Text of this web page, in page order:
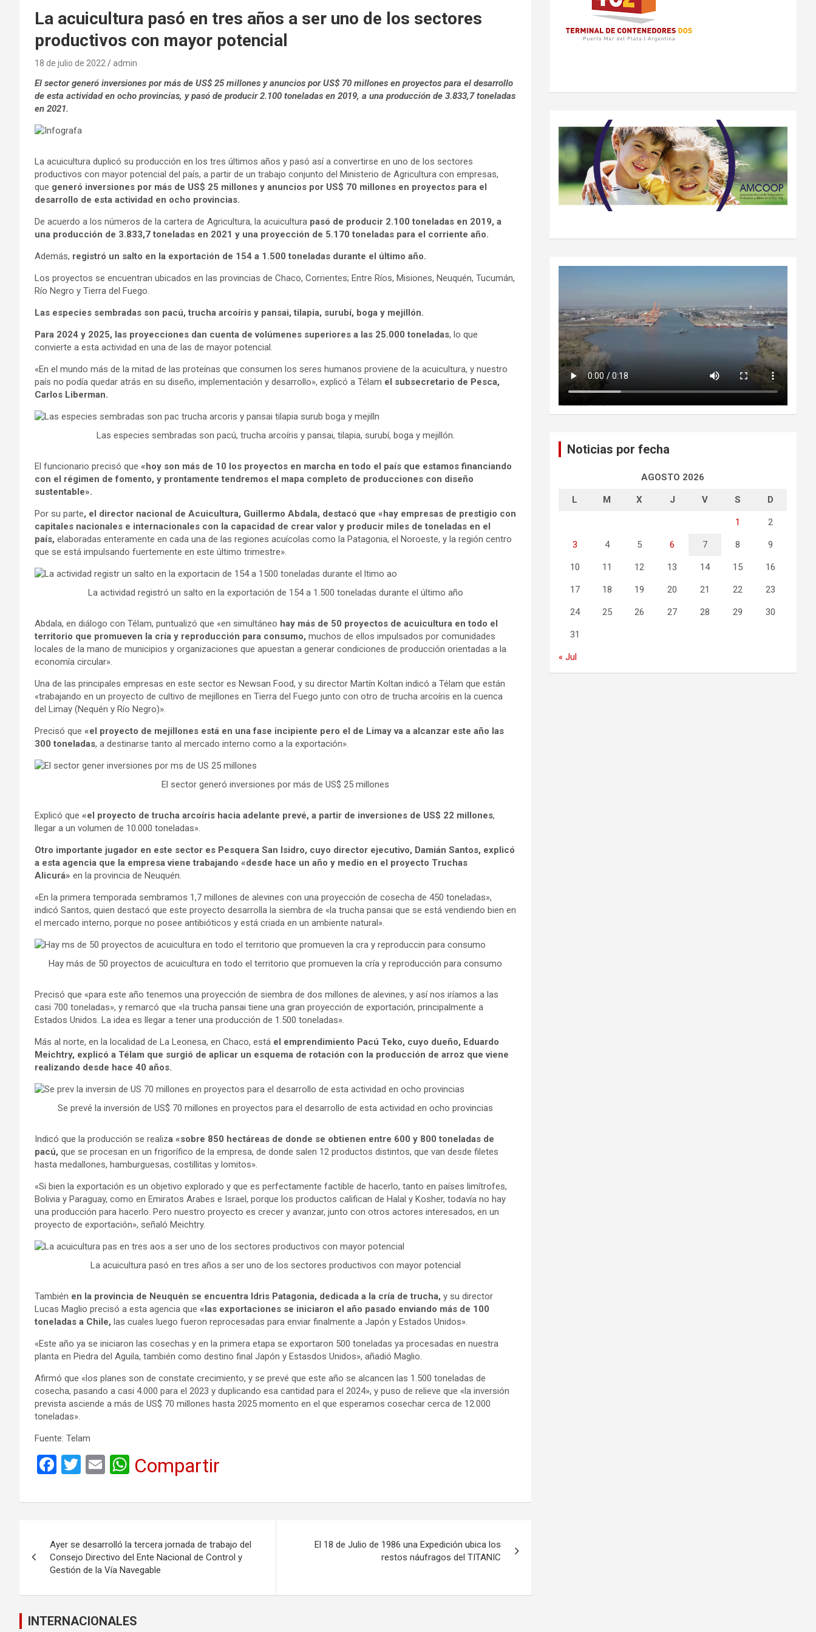
La acuicultura pasó en tres años a ser uno de los sectores
productivos con mayor potencial
18 de julio de 2022 admin
El sector generó inversiones por más de US$ 25 millones y anuncios por US$ 70 millones en proyectos para el desarrollo
de esta actividad en ocho provincias, y pasó de producir 2.100 toneladas en 2019, a una producción de 3.833,7 toneladas
en 2021.
La acuicultura duplicó su producción en los tres últimos años y pasó así a convertirse en uno de los sectores
productivos con mayor potencial del país, a partir de un trabajo conjunto del Ministerio de Agricultura con empresas,
que generó inversiones por más de US$ 25 millones y anuncios por US$ 70 millones en proyectos para el
desarrollo de esta actividad en ocho provincias.
De acuerdo a los números de la cartera de Agricultura, la acuicultura pasó de producir 2.100 toneladas en 2019, a
una producción de 3.833,7 toneladas en 2021 y una proyección de 5.170 toneladas para el corriente año.
Además, registró un salto en la exportación de 154 a 1.500 toneladas durante el último año.
Los proyectos se encuentran ubicados en las provincias de Chaco, Corrientes; Entre Ríos, Misiones, Neuquén, Tucumán,
Río Negro y Tierra del Fuego.
Las especies sembradas son pacú, trucha arcoíris y pansai, tilapia, surubí, boga y mejillón.
Para 2024 y 2025, las proyecciones dan cuenta de volúmenes superiores a las 25.000 toneladas, lo que
convierte a esta actividad en una de las de mayor potencial.
«En el mundo más de la mitad de las proteínas que consumen los seres humanos proviene de la acuicultura, y nuestro
país no podía quedar atrás en su diseño, implementación y desarrollo», explicó a Télam el subsecretario de Pesca,
Carlos Liberman.
Las especies sembradas son pacú, trucha arcoíris y pansai, tilapia, surubí, boga y mejillón.
El funcionario precisó que «hoy son más de 10 los proyectos en marcha en todo el país que estamos financiando
con el régimen de fomento, y prontamente tendremos el mapa completo de producciones con diseño
sustentable».
Por su parte, el director nacional de Acuicultura, Guillermo Abdala, destacó que «hay empresas de prestigio con
capitales nacionales e internacionales con la capacidad de crear valor y producir miles de toneladas en el
país, elaboradas enteramente en cada una de las regiones acuícolas como la Patagonia, el Noroeste, y la región centro
que se está impulsando fuertemente en este último trimestre».
La actividad registró un salto en la exportación de 154 a 1.500 toneladas durante el último año
Abdala, en diálogo con Télam, puntualizó que «en simultáneo hay más de 50 proyectos de acuicultura en todo el
territorio que promueven la cría y reproducción para consumo, muchos de ellos impulsados por comunidades
locales de la mano de municipios y organizaciones que apuestan a generar condiciones de producción orientadas a la
economía circular».
Una de las principales empresas en este sector es Newsan Food, y su director Martín Koltan indicó a Télam que están
«trabajando en un proyecto de cultivo de mejillones en Tierra del Fuego junto con otro de trucha arcoíris en la cuenca
del Limay (Nequén y Río Negro)».
Precisó que «el proyecto de mejillones está en una fase incipiente pero el de Limay va a alcanzar este año las
300 toneladas, a destinarse tanto al mercado interno como a la exportación».
El sector generó inversiones por más de US$ 25 millones
Explicó que «el proyecto de trucha arcoíris hacia adelante prevé, a partir de inversiones de US$ 22 millones,
llegar a un volumen de 10.000 toneladas».
Otro importante jugador en este sector es Pesquera San Isidro, cuyo director ejecutivo, Damián Santos, explicó
a esta agencia que la empresa viene trabajando «desde hace un año y medio en el proyecto Truchas
Alicurá» en la provincia de Neuquén.
«En la primera temporada sembramos 1,7 millones de alevines con una proyección de cosecha de 450 toneladas»,
indicó Santos, quien destacó que este proyecto desarrolla la siembra de «la trucha pansai que se está vendiendo bien en
el mercado interno, porque no posee antibióticos y está criada en un ambiente natural».
Hay más de 50 proyectos de acuicultura en todo el territorio que promueven la cría y reproducción para consumo
Precisó que «para este año tenemos una proyección de siembra de dos millones de alevines, y así nos iríamos a las
casi 700 toneladas», y remarcó que «la trucha pansai tiene una gran proyección de exportación, principalmente a
Estados Unidos. La idea es llegar a tener una producción de 1.500 toneladas».
Más al norte, en la localidad de La Leonesa, en Chaco, está el emprendimiento Pacú Teko, cuyo dueño, Eduardo
Meichtry, explicó a Télam que surgió de aplicar un esquema de rotación con la producción de arroz que viene
realizando desde hace 40 años.
Se prevé la inversión de US$ 70 millones en proyectos para el desarrollo de esta actividad en ocho provincias
Indicó que la producción se realiza «sobre 850 hectáreas de donde se obtienen entre 600 y 800 toneladas de
pacú, que se procesan en un frigorífico de la empresa, de donde salen 12 productos distintos, que van desde filetes
hasta medallones, hamburguesas, costillitas y lomitos».
«Si bien la exportación es un objetivo explorado y que es perfectamente factible de hacerlo, tanto en países limítrofes,
Bolivia y Paraguay, como en Emiratos Arabes e Israel, porque los productos califican de Halal y Kosher, todavía no hay
una producción para hacerlo. Pero nuestro proyecto es crecer y avanzar, junto con otros actores interesados, en un
proyecto de exportación», señaló Meichtry.
La acuicultura pasó en tres años a ser uno de los sectores productivos con mayor potencial
También en la provincia de Neuquén se encuentra Idris Patagonia, dedicada a la cría de trucha, y su director
Lucas Maglio precisó a esta agencia que «las exportaciones se iniciaron el año pasado enviando más de 100
toneladas a Chile, las cuales luego fueron reprocesadas para enviar finalmente a Japón y Estados Unidos».
«Este año ya se iniciaron las cosechas y en la primera etapa se exportaron 500 toneladas ya procesadas en nuestra
planta en Piedra del Aguila, también como destino final Japón y Estasdos Unidos», añadió Maglio.
Afirmó que «los planes son de constate crecimiento, y se prevé que este año se alcancen las 1.500 toneladas de
cosecha, pasando a casi 4.000 para el 2023 y duplicando esa cantidad para el 2024», y puso de relieve que «la inversión
prevista asciende a más de US$ 70 millones hasta 2025 momento en el que esperamos cosechar cerca de 12.000
toneladas».
Fuente: Telam
F
ce
o
o
k
T
tt
E
ail
W
at
A
p
p
Compartir
de
Ayer se desarrolló la tercera jornada de trabajo del
Consejo Directivo del Ente Nacional de Control y
Gestión de la Vía Navegable
El 18 de Julio de 1986 una Expedición ubica los
restos náufragos del TITANIC
Noticias por fecha
AGOSTO 2026
L M X J V S D
1 2
3 4 5 6 7 8 9
10 11 12 13 14 15 16
17 18 19 20 21 22 23
24 25 26 27 28 29 30
31
« Jul
INTERNACIONALES